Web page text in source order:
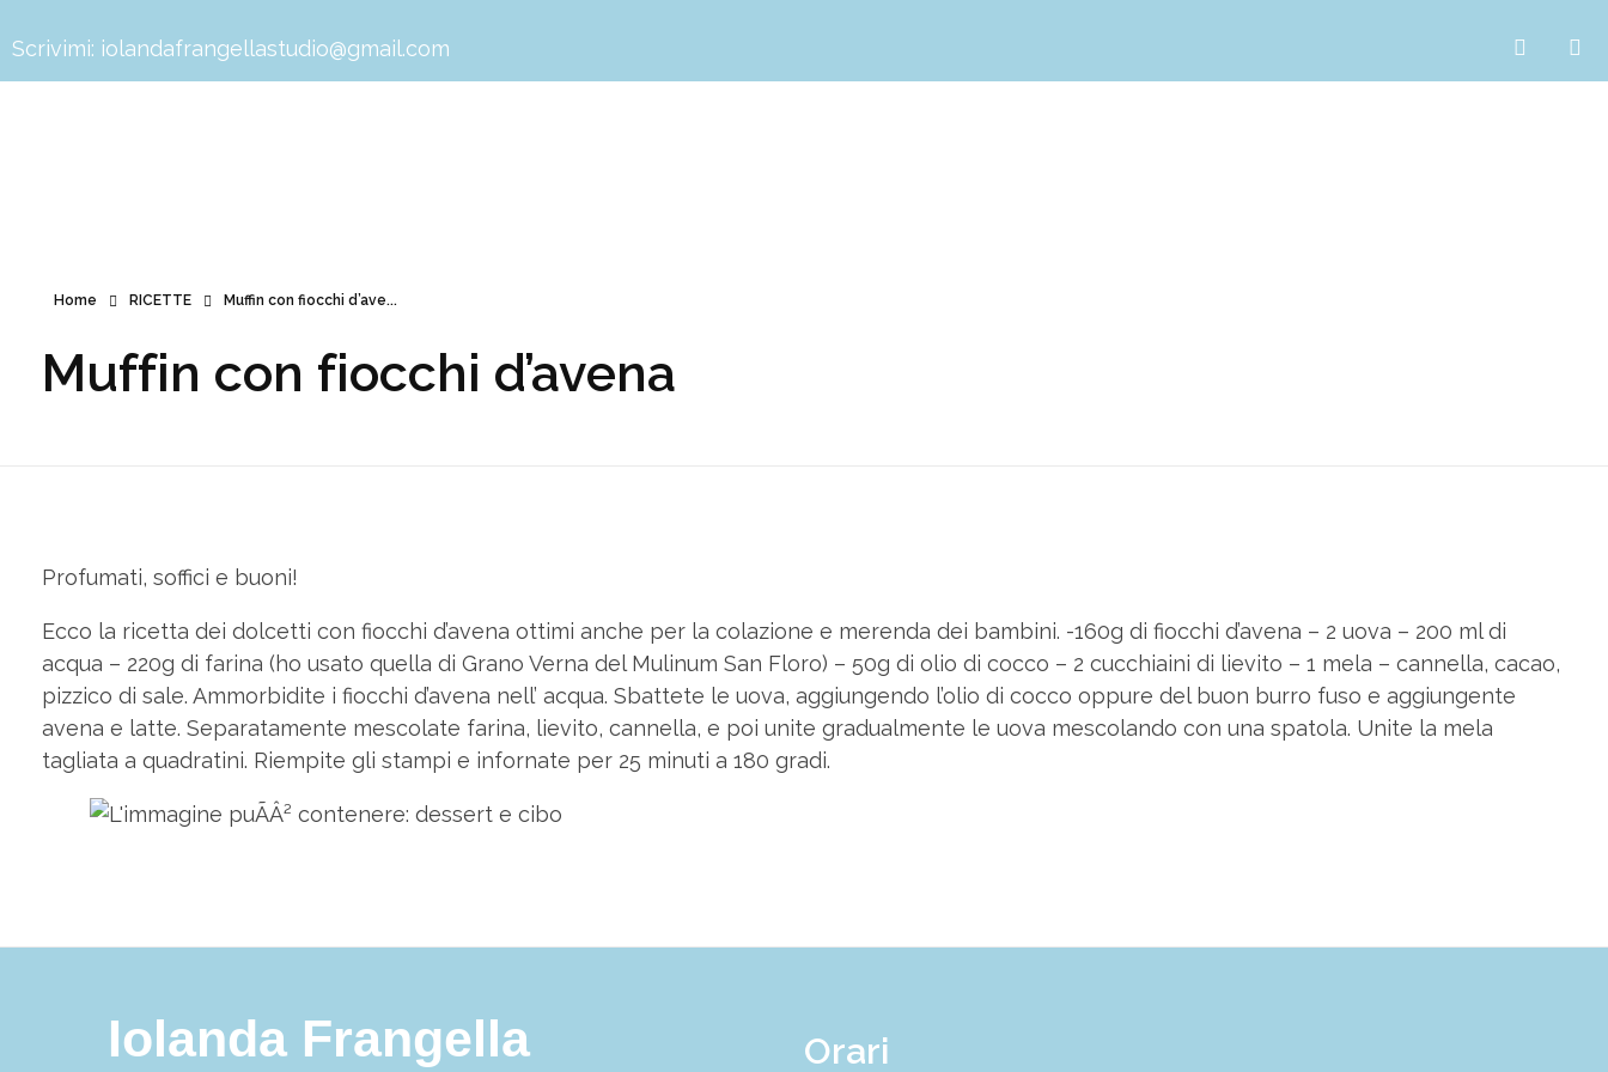
Scrivimi: iolandafrangellastudio@gmail.com
Home RICETTE Muffin con fiocchi d’ave...
Muffin con fiocchi d’avena
Profumati, soffici e buoni!
Ecco la ricetta dei dolcetti con fiocchi d’avena ottimi anche per la colazione e merenda dei bambini. -160g di fiocchi d’avena – 2 uova – 200 ml di
acqua – 220g di farina (ho usato quella di Grano Verna del Mulinum San Floro) – 50g di olio di cocco – 2 cucchiaini di lievito – 1 mela – cannella, cacao,
pizzico di sale. Ammorbidite i fiocchi d’avena nell’ acqua. Sbattete le uova, aggiungendo l’olio di cocco oppure del buon burro fuso e aggiungente
avena e latte. Separatamente mescolate farina, lievito, cannella, e poi unite gradualmente le uova mescolando con una spatola. Unite la mela
tagliata a quadratini. Riempite gli stampi e infornate per 25 minuti a 180 gradi.
Iolanda Frangella Orari